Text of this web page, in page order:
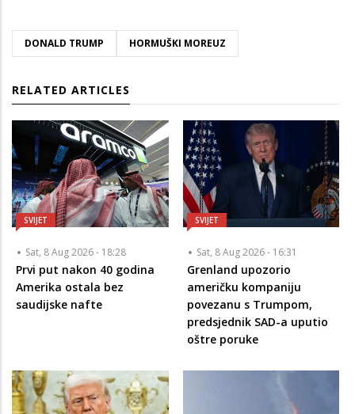
DONALD TRUMP HORMUŠKI MOREUZ
RELATED ARTICLES
SVIJET
Sat, 8 Aug 2026 - 18:28
Prvi put nakon 40 godina
Amerika ostala bez
saudijske nafte
SVIJET
Sat, 8 Aug 2026 - 16:31
Grenland upozorio
američku kompaniju
povezanu s Trumpom,
predsjednik SAD-a uputio
oštre poruke